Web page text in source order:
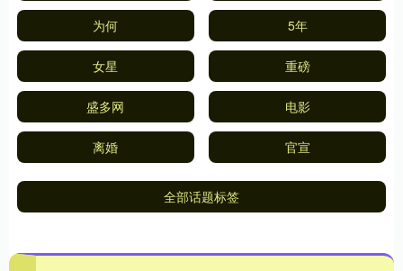
为何 5年
女星 重磅
盛多网 电影
离婚 官宣
全部话题标签